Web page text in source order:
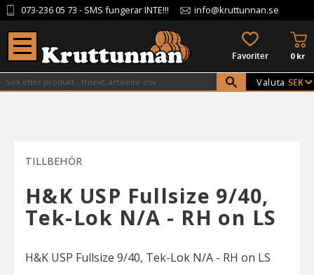
Meny
073-236 05 73 - SMS fungerar INTE!!! info@kruttunnan.se
FAVORITER 0kr
Valuta
TILLBEHÖR
H&K USP Fullsize 9/40,
Tek-Lok N/A - RH on LS
H&K USP Fullsize 9/40, Tek-Lok N/A - RH on LS